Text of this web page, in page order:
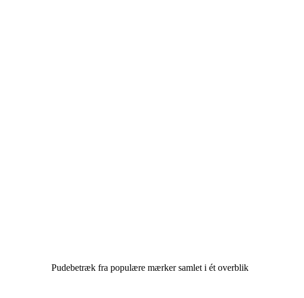
Pudebetræk fra populære mærker samlet i ét overblik